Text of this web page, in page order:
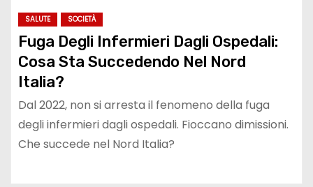
SALUTE SOCIETÀ
Fuga Degli Infermieri Dagli Ospedali:
Cosa Sta Succedendo Nel Nord
Italia?
Dal 2022, non si arresta il fenomeno della fuga
degli infermieri dagli ospedali. Fioccano dimissioni.
Che succede nel Nord Italia?